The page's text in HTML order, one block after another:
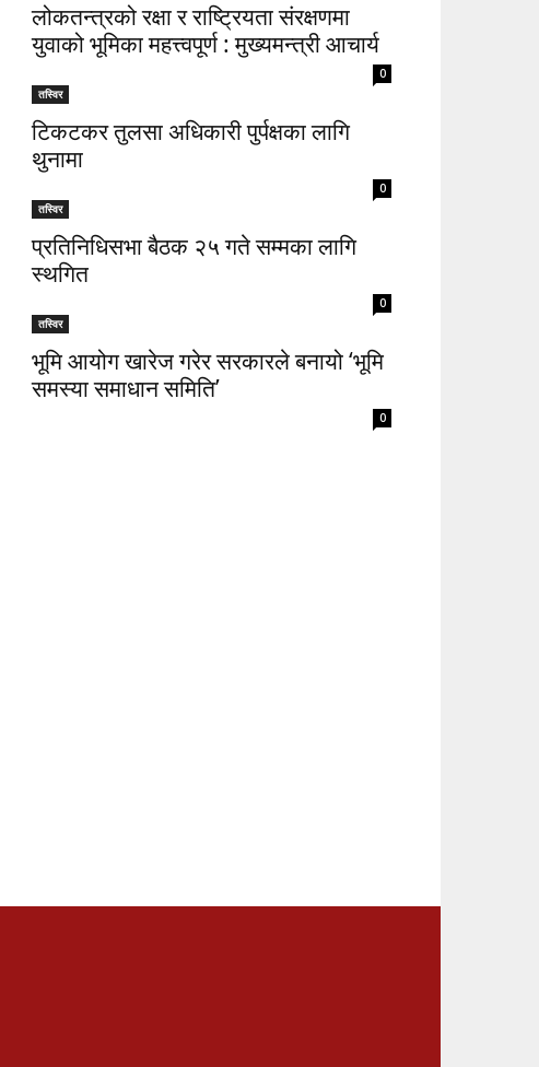
लोकतन्त्रको रक्षा र राष्ट्रियता संरक्षणमा
युवाको भूमिका महत्त्वपूर्ण : मुख्यमन्त्री आचार्य
0
तस्विर
टिकटकर तुलसा अधिकारी पुर्पक्षका लागि
थुनामा
0
तस्विर
प्रतिनिधिसभा बैठक २५ गते सम्मका लागि
स्थगित
0
तस्विर
भूमि आयोग खारेज गरेर सरकारले बनायो ‘भूमि
समस्या समाधान समिति’
0